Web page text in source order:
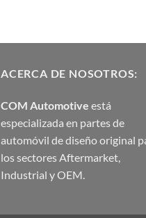
ACERCA DE NOSOTROS:
COM Automotive está
especializada en partes de
automóvil de diseño original
los sectores Aftermarket,
Industrial y OEM.